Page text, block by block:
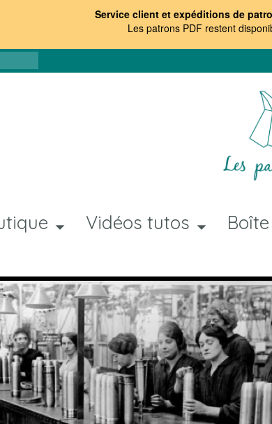
Service client et expéditions de
Les patrons PDF restent
Vidéos tutos